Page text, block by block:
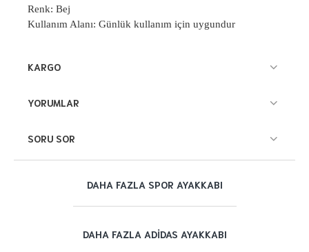
DAHA FAZLA SPOR AYAKKABI
DAHA FAZLA ADIDAS AYAKKABI
Renk: Bej
Kullanım Alanı: Günlük kullanım için uygundur
KARGO
YORUMLAR
SORU SOR